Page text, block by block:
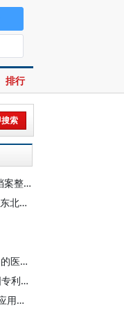
排行
欧阳哲生：历史语言研究所与明清档案整理工作（1928-1949年）
郑天挺：牛录·城守官·姓长——清初东北的地方行政机构
王余意 周晓虹：“我伲贫下中农自己的医生”——赤脚医生的视觉表征与形象建构（1965—1978）
陈雨侬 陈鹏玮：特朗普2.0时期美国专利制度的“武器化”演进与中国应对
何大安 李怀政：通用人工智能技术应用下的数字调节机制